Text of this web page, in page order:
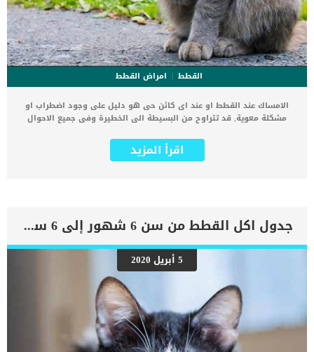
القطط
امراض القطط
الامساك عند القطط او عند اى كائن حى هو دليل على وجود اضطراب او
مشكلة معوية, قد تتراوح من البسيطة الى الخطيرة وفى جميع الاحوال
الصعوبة والاجهاد الذى تقابل القط اثناء التغوط فى الليتر بوكس, كما انه
يكون عرض على حالة داخلية غير واضحة لك. كما قد يعني هذا البراز الصلب
خطيرًا أو مميتًا إذا لم يتم علاجه. اعراض الامساك عند القطط على الرغم
من ان الامساك فى حد ذاته حالة عرضية على مشكلة ما, الا انه يرتبط
ببعض العلامات والاعراض الاخرى. القليل من إنتاج البراز أو عدمه الذهاب
لصندوق الفضلات كثيرا التقيؤ قلة الشهية وجع بطن انخفاض الطاقة قلة
الاهتمام بالتفاعل مع الأسرة اقرا ايضا: طرق تغذية القطط التي تعاني من
الامساك اسباب التعرض للامساك عند القطط يمكن أن تصاب القطط
بالإمساك لأسباب عديدة _مشكلة فى الليتر بوكس لا يتم تنظيف الصندوق
بشكل متكرر بما يكفي أو ليس من […]
اقرأ المزيد
جدول اكل القطط من سن 6 شهور إلى 6 سنوات
5 أبريل 2020